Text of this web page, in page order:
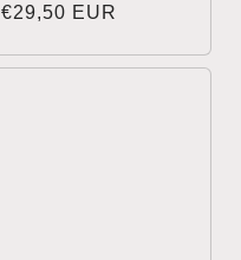
Normale
€29,50 EUR